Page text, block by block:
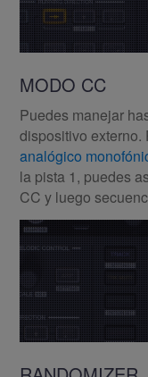
MODO CC
Puedes manejar
dispositivo externo.
analógico
la pista 1, puedes
CC y luego